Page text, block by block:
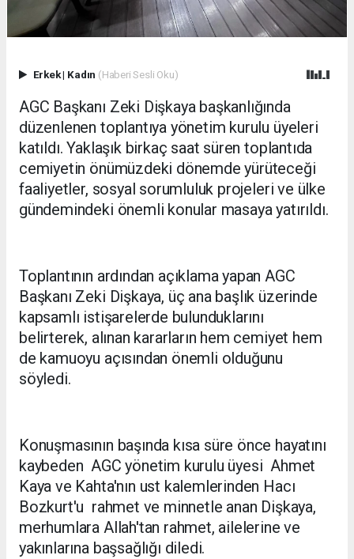
Erkek| Kadın (Haberi Sesli Oku)
AGC Başkanı Zeki Dişkaya başkanlığında
düzenlenen toplantıya yönetim kurulu üyeleri
katıldı. Yaklaşık birkaç saat süren toplantıda
cemiyetin önümüzdeki dönemde yürüteceği
faaliyetler, sosyal sorumluluk projeleri ve ülke
gündemindeki önemli konular masaya yatırıldı.
Toplantının ardından açıklama yapan AGC
Başkanı Zeki Dişkaya, üç ana başlık üzerinde
kapsamlı istişarelerde bulunduklarını
belirterek, alınan kararların hem cemiyet hem
de kamuoyu açısından önemli olduğunu
söyledi.
Konuşmasının başında kısa süre önce hayatını
kaybeden AGC yönetim kurulu üyesi Ahmet
Kaya ve Kahta'nın ust kalemlerinden Hacı
Bozkurt'u rahmet ve minnetle anan Dişkaya,
merhumlara Allah'tan rahmet, ailelerine ve
yakınlarına başsağlığı diledi.